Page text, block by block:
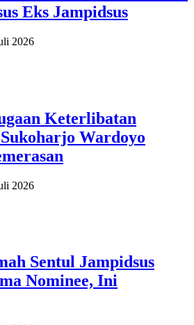
Eks Jampidsus
2026
Keterlibatan
Wardoyo
2026
Sentul Jampidsus
Nominee, Ini